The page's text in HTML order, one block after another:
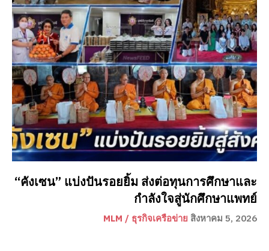
“คังเซน” แบ่งปันรอยยิ้ม ส่งต่อทุนการศึกษาและ
กำลังใจสู่นักศึกษาแพทย์
MLM / ธุรกิจเครือข่าย สิงหาคม 5, 2026